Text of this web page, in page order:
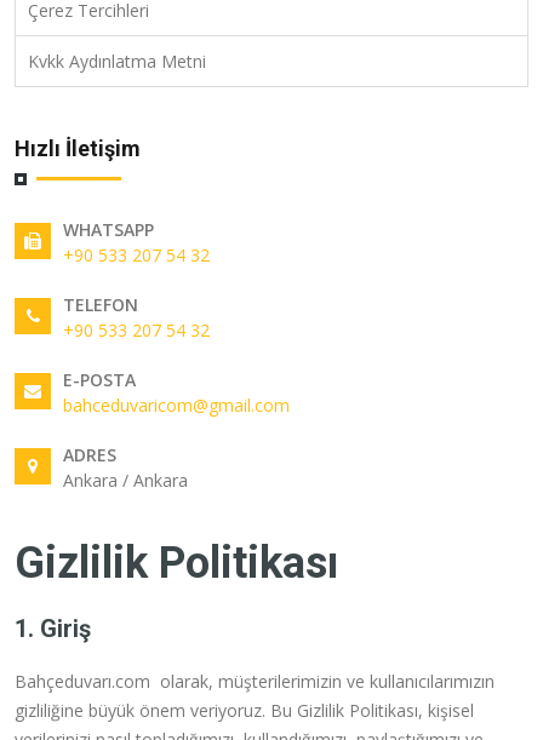
Çerez Tercihleri
Kvkk Aydınlatma Metni
Hızlı İletişim
WHATSAPP
+90 533 207 54 32
TELEFON
+90 533 207 54 32
E-POSTA
bahceduvaricom@gmail.com
ADRES
Ankara / Ankara
Gizlilik Politikası
1. Giriş
Bahçeduvarı.com olarak, müşterilerimizin ve kullanıcılarımızın
gizliliğine büyük önem veriyoruz. Bu Gizlilik Politikası, kişisel